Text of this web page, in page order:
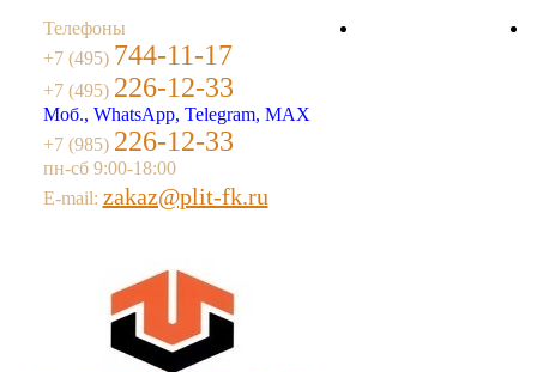
Телефоны
+7 (495) 744-11-17
+7 (495) 226-12-33
Моб., WhatsApp, Telegram, MAX
+7 (985) 226-12-33
пн-сб 9:00-18:00
E-mail: zakaz@plit-fk.ru